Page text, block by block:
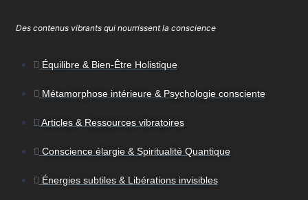
Des contenus vibrants qui nourrissent la conscience
Équilibre & Bien-Être Holistique
Métamorphose intérieure & Psychologie consciente
Articles & Ressources vibratoires
Conscience élargie & Spiritualité Quantique
Énergies subtiles & Libérations invisibles